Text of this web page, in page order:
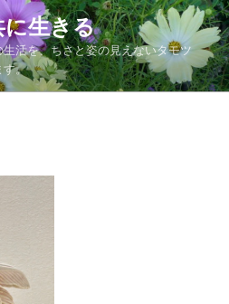
生きる
活を、ちさと姿の見えないタモツ
す。